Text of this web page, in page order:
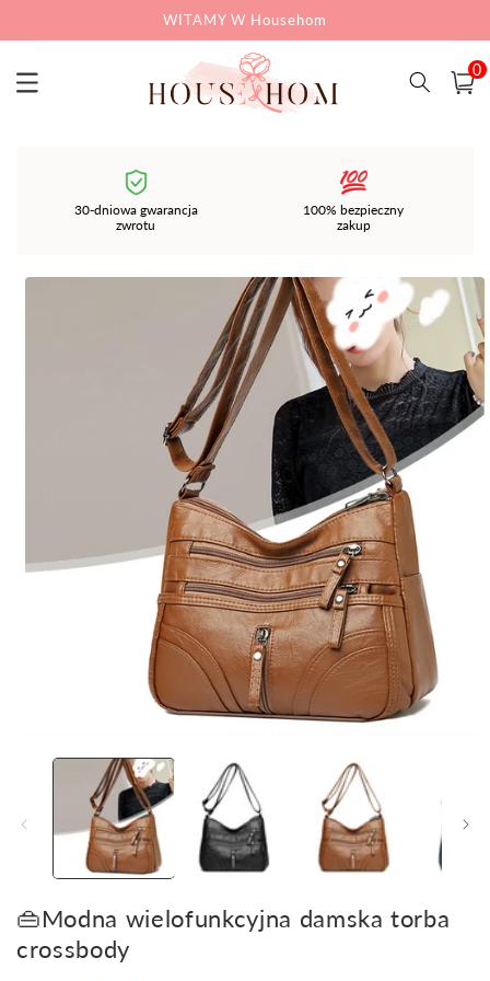
treści
WITAMY W Househom
Koszyk
0
30-dniowa gwarancja
zwrotu
100% bezpieczny
zakup
przejść
multimedia
modalnym
👜Modna wielofunkcyjna damska torba
crossbody